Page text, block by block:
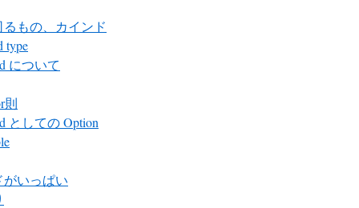
るもの、カインド
type
について
則
としての Option
がいっぱい